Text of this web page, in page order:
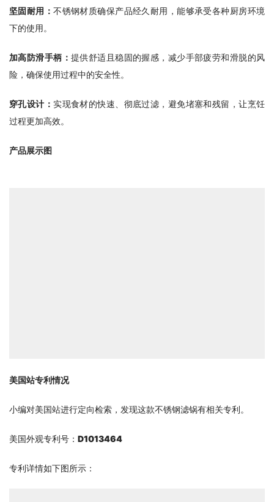
坚固耐用：不锈钢材质确保产品经久耐用，能够承受各种厨房环境
下的使用。
加高防滑手柄： 提供舒适且稳固的握感，减少手部疲劳和滑脱的风
险，确保使用过程中的安全性。
穿孔设计： 实现食材的快速、彻底过滤，避免堵塞和残留，让烹饪
过程更加高效。
产品展示图
美国站专利情况
小编对美国站进行定向检索，发现这款不锈钢滤锅有相关专利。
美国外观专利号： D1013464
专利详情如下图所示：